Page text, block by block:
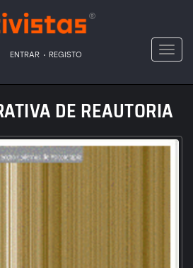
ENTRAR . REGISTO
DE REAUTORIA